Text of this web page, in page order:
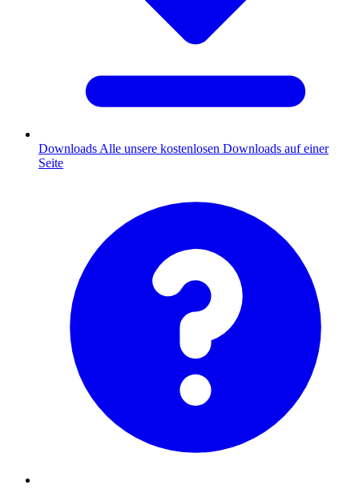
Downloads Alle unsere kostenlosen Downloads auf einer
Seite